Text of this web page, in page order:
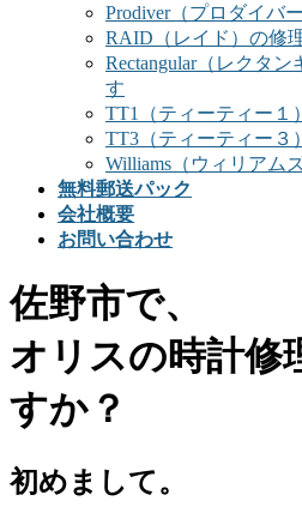
Prodiver（プロダイバ
RAID（レイド）の修
Rectangular（レクタ
す
TT1（ティーティー１
TT3（ティーティー３
Williams（ウィリアム
無料郵送パック
会社概要
お問い合わせ
佐野市で、
オリスの時計修
すか？
初めまして。